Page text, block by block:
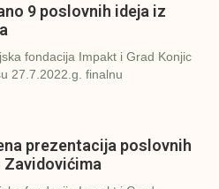
9 poslovnih ideja iz
fondacija Impakt i Grad Konjic
27.7.2022.g. finalnu
prezentacija poslovnih
Zavidovićima